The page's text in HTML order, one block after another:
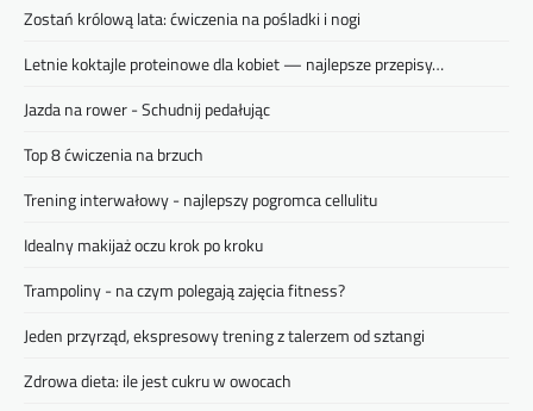
Zostań królową lata: ćwiczenia na pośladki i nogi
Letnie koktajle proteinowe dla kobiet — najlepsze przepisy…
Jazda na rower - Schudnij pedałując
Top 8 ćwiczenia na brzuch
Trening interwałowy - najlepszy pogromca cellulitu
Idealny makijaż oczu krok po kroku
Trampoliny - na czym polegają zajęcia fitness?
Jeden przyrząd, ekspresowy trening z talerzem od sztangi
Zdrowa dieta: ile jest cukru w owocach